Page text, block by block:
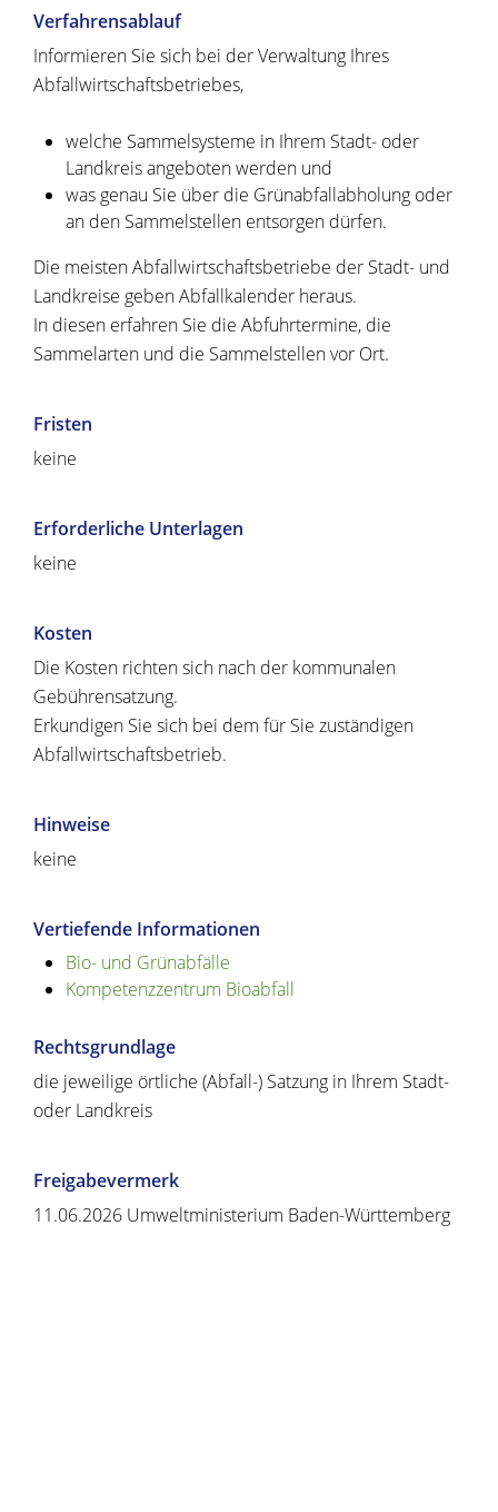
Verfahrensablauf
Informieren Sie sich bei der Verwaltung Ihres
Abfallwirtschaftsbetriebes,
welche Sammelsysteme in Ihrem Stadt- oder
Landkreis angeboten werden und
was genau Sie über die Grünabfallabholung oder
an den Sammelstellen entsorgen dürfen.
Die meisten Abfallwirtschaftsbetriebe der Stadt- und
Landkreise geben Abfallkalender heraus.
In diesen erfahren Sie die Abfuhrtermine, die
Sammelarten und die Sammelstellen vor Ort.
Fristen
keine
Erforderliche Unterlagen
keine
Kosten
Die Kosten richten sich nach der kommunalen
Gebührensatzung.
Erkundigen Sie sich bei dem für Sie zuständigen
Abfallwirtschaftsbetrieb.
Hinweise
keine
Vertiefende Informationen
Bio- und Grünabfälle
Kompetenzzentrum Bioabfall
Rechtsgrundlage
die jeweilige örtliche (Abfall-) Satzung in Ihrem Stadt-
oder Landkreis
Freigabevermerk
11.06.2026 Umweltministerium Baden-Württemberg